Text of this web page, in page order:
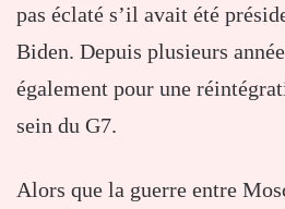
pas éclaté s’il avait été
Biden. Depuis plusieurs
également pour une
sein du G7.
Alors que la guerre entre